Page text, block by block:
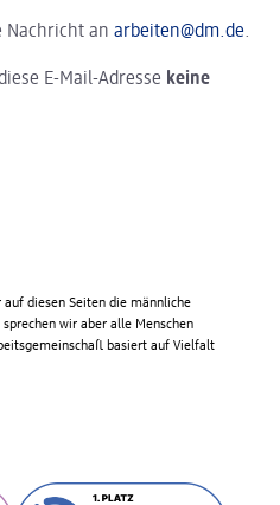
Nachricht an arbeiten@dm.de.
E-Mail-Adresse keine
auf diesen Seiten die männliche
wir aber alle Menschen
basiert auf Vielfalt